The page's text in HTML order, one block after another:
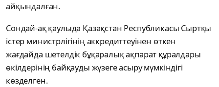
айқындалған.
Сондай-ақ қаулыда Қазақстан Республикасы Сыртқы
істер министрлігінің аккредиттеуінен өткен
жағдайда шетелдік бұқаралық ақпарат құралдары
өкілдерінің байқауды жүзеге асыру мүмкіндігі
көзделген.